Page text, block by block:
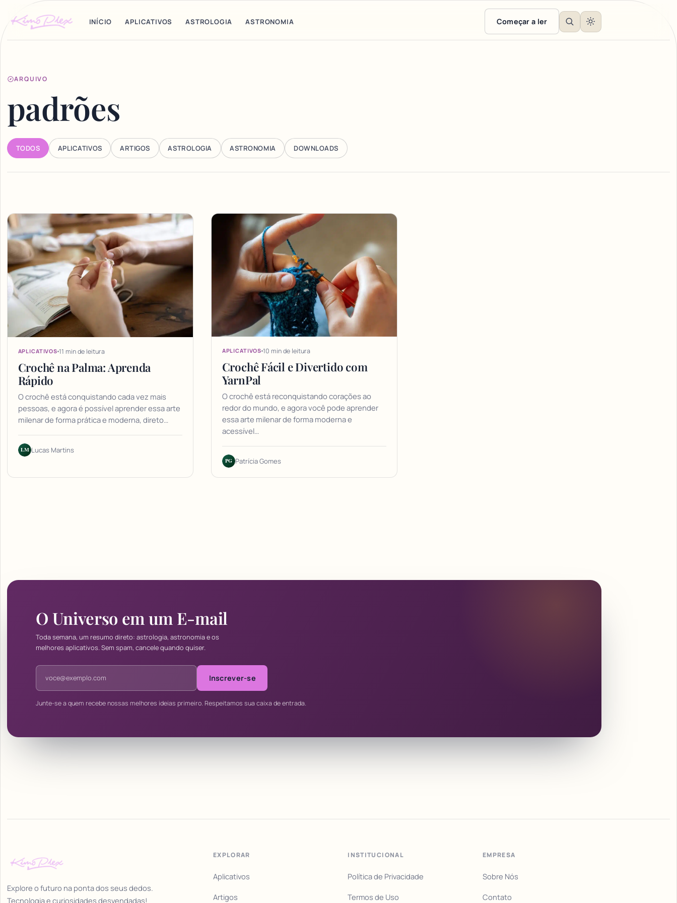
INÍCIO APLICATIVOS ASTROLOGIA ASTRONOMIA Começar a ler
ARQUIVO
padrões
TODOS APLICATIVOS ARTIGOS ASTROLOGIA ASTRONOMIA DOWNLOADS
Articles
APLICATIVOS 11 min de leitura
Crochê na Palma: Aprenda
Rápido
O crochê está conquistando cada vez mais
pessoas, e agora é possível aprender essa arte
milenar de forma prática e moderna, direto…
LM Lucas Martins
APLICATIVOS 10 min de leitura
Crochê Fácil e Divertido com
YarnPal
O crochê está reconquistando corações ao
redor do mundo, e agora você pode aprender
essa arte milenar de forma moderna e
acessível…
PG Patrícia Gomes
O Universo em um E-mail
Toda semana, um resumo direto: astrologia, astronomia e os
melhores aplicativos. Sem spam, cancele quando quiser.
Endereço de e-mail
Inscrever-se
Junte-se a quem recebe nossas melhores ideias primeiro. Respeitamos sua caixa de entrada.
Explore o futuro na ponta dos seus dedos.
Tecnologia e curiosidades desvendadas!
EXPLORAR
Aplicativos
Artigos
INSTITUCIONAL
Política de Privacidade
Termos de Uso
EMPRESA
Sobre Nós
Contato